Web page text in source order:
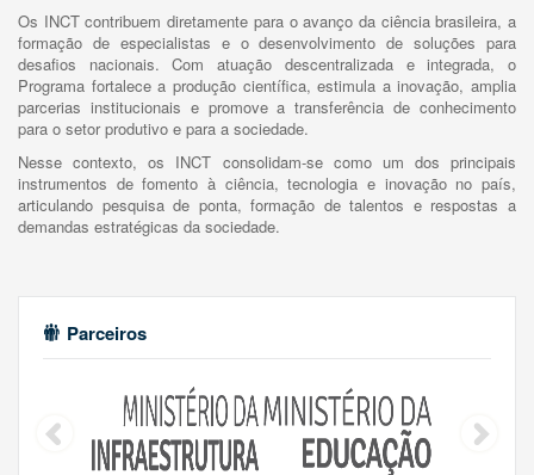
Os INCT contribuem diretamente para o avanço da ciência brasileira, a
formação de especialistas e o desenvolvimento de soluções para
desafios nacionais. Com atuação descentralizada e integrada, o
Programa fortalece a produção científica, estimula a inovação, amplia
parcerias institucionais e promove a transferência de conhecimento
para o setor produtivo e para a sociedade.
Nesse contexto, os INCT consolidam-se como um dos principais
instrumentos de fomento à ciência, tecnologia e inovação no país,
articulando pesquisa de ponta, formação de talentos e respostas a
demandas estratégicas da sociedade.
Parceiros